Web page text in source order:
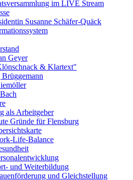
im LIVE Stream
Susanne Schäfer-Quäck
Geyer
& Klartext"
als Arbeitgeber
Gründe für Flensburg
Life-Balance
und Weiterbildung
und Gleichstellung